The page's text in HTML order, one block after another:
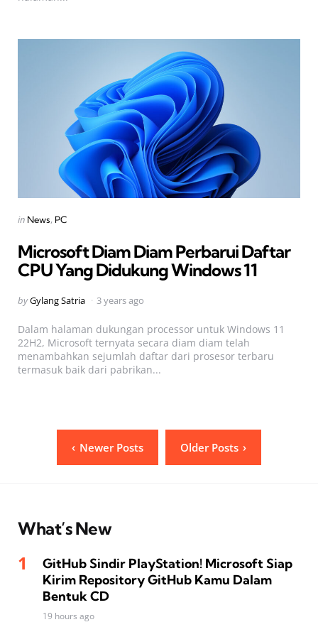
Categories
Posted
in News PC
Microsoft Diam Diam Perbarui Daftar
CPU Yang Didukung Windows 11
Posted
byGylang Satria 3 years ago
Dalam halaman dukungan processor untuk Windows 11
22H2, Microsoft ternyata secara diam diam telah
menambahkan sejumlah daftar dari prosesor terbaru
termasuk baik dari pabrikan...
pagination
Newer Posts Older Posts
What’s New
GitHub Sindir PlayStation! Microsoft Siap
Kirim Repository GitHub Kamu Dalam
Bentuk CD
19 hours ago